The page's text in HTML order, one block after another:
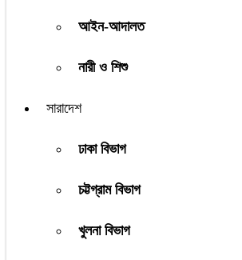
আইন-আদালত
নারী ও শিশু
সারাদেশ
ঢাকা বিভাগ
চট্টগ্রাম বিভাগ
খুলনা বিভাগ